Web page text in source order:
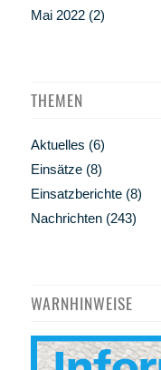
Mai 2022(2)
THEMEN
Aktuelles (6)
Einsätze(8)
Einsatzberichte(8)
Nachrichten(243)
WARNHINWEISE